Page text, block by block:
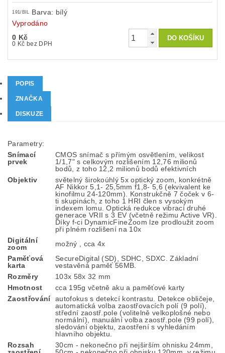
191/BIL
Barva: bílý
Vyprodáno
0 Kč
0 Kč bez DPH
POPIS
ZNAČKA
DISKUZE
Parametry:
Snímací
prvek
CMOS snímač s přímým osvětlením, velikost
1/1,7" s celkovým rozlišením 12,76 milionů
bodů, z toho 12,2 milionů bodů efektivních
Objektiv
světelný širokoúhlý 5x optický zoom, konkrétně
AF Nikkor 5,1- 25,5mm f1,8- 5,6 (ekvivalent ke
kinofilmu 24-120mm). Konstrukčně 7 čoček v 6-
ti skupinách, z toho 1 HRI člen s vysokým
indexem lomu. Optická redukce vibrací druhé
generace VRII s 3 EV (včetně režimu Active VR).
Díky f-ci DynamicFineZoom lze prodloužit zoom
při plném rozlišení na 10x
Digitální
zoom
možný , cca 4x
Paměťová
karta
SecureDigital (SD), SDHC, SDXC. Základní
vestavěná paměť 56MB.
Rozměry
103x 58x 32 mm
Hmotnost
cca 195g včetně aku a paměťové karty
Zaostřování autofokus s detekcí kontrastu. Detekce obličeje,
automatická volba zaostřovacích polí (9 polí),
střední zaostř.pole (volitelně velkoplošné nebo
normální), manuální volba zaostř.pole (99 polí),
sledování objektu, zaostření s vyhledáním
hlavního objektu.
Rozsah
30cm - nekonečno při nejširším ohnisku 24mm,